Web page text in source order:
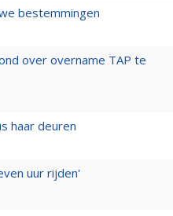
bestemmingen
over overname TAP te
haar deuren
uur rijden'